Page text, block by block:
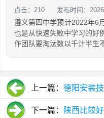
点击：210 发布时间：
遵义第四中学预计2022年6
也是从快速失败中学习的好
作团队要淘汰数以千计半生
上一篇： 德阳安装
么样 下一篇： 陕西比较